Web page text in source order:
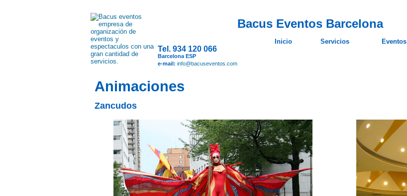
Bacus Eventos Barcelona
Inicio Servicios Eventos
Tel. 934 120 066
Barcelona ESP
e-mail: info@bacuseventos.com
Animaciones
Zancudos